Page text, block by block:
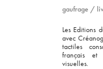
gaufrage /
Les Editions
avec
tactiles
français et
visuelles.